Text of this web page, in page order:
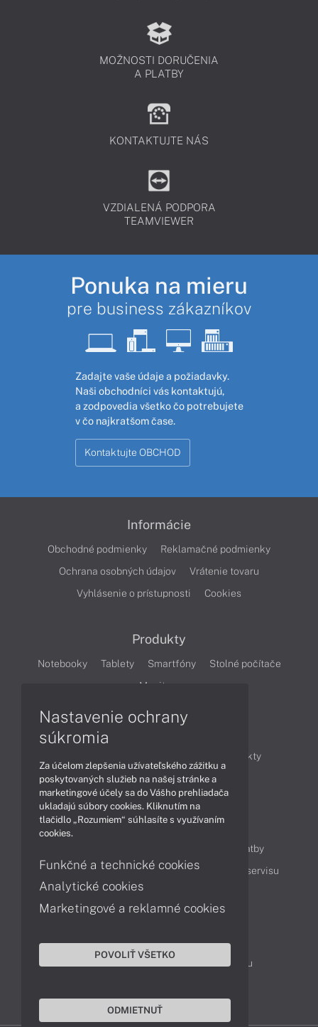
MOŽNOSTI DORUČENIA
A PLATBY
KONTAKTUJTE NÁS
VZDIALENÁ PODPORA
TEAMVIEWER
Ponuka na mieru
pre business zákazníkov
Zadajte vaše údaje a požiadavky.
Naši obchodníci vás kontaktujú,
a zodpovedia všetko čo potrebujete
v čo najkratšom čase.
Kontaktujte OBCHOD
Informácie
Obchodné podmienky
Reklamačné podmienky
Ochrana osobných údajov
Vrátenie tovaru
Vyhlásenie o prístupnosti
Cookies
Produkty
Notebooky Tablety Smartfóny
Stolné počítače
Monitory
Produkty
Technológie
Videá
Obsah
Možnosti doručenia a platby
Podpora a servis
Servisné služby Cenník servisu
Kontakty
043 4224 771
Obchodné oddelenie
Reklamácia tovaru
Nastavenie ochrany
súkromia
Za účelom zlepšenia užívateľského zážitku a
poskytovaných služieb na našej stránke a
marketingové účely sa do Vášho prehliadača
ukladajú súbory cookies. Kliknutím na
tlačidlo „Rozumiem“ súhlasíte s využívaním
cookies.
Funkčné a technické cookies
Analytické cookies
Marketingové a reklamné cookies
POVOLIŤ VŠETKO
ODMIETNUŤ